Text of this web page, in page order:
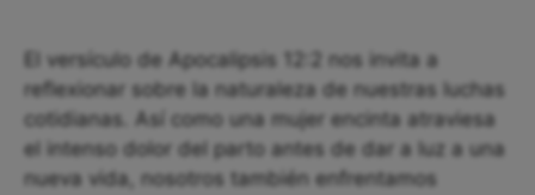
El versículo de Apocalipsis 12:2 nos invita a
reflexionar sobre la naturaleza de nuestras luchas
cotidianas. Así como una mujer encinta atraviesa
el intenso dolor del parto antes de dar a luz a una
nueva vida, nosotros también enfrentamos